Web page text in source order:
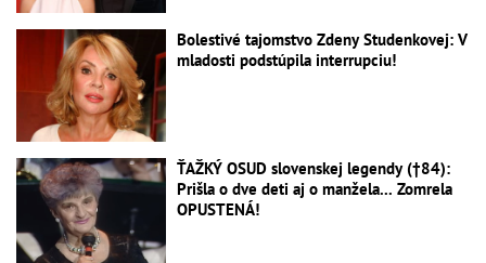
Bolestivé tajomstvo Zdeny Studenkovej: V
mladosti podstúpila interrupciu!
ŤAŽKÝ OSUD slovenskej legendy (†84):
Prišla o dve deti aj o manžela... Zomrela
OPUSTENÁ!